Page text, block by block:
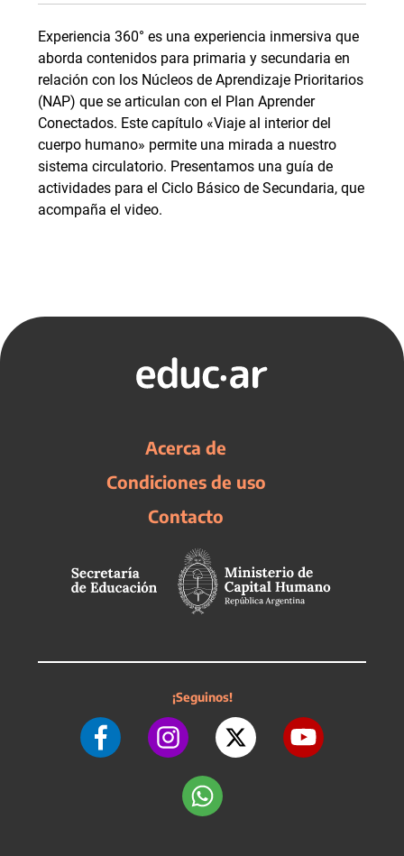
Experiencia 360° es una experiencia inmersiva que
aborda contenidos para primaria y secundaria en
relación con los Núcleos de Aprendizaje Prioritarios
(NAP) que se articulan con el Plan Aprender
Conectados. Este capítulo «Viaje al interior del
cuerpo humano» permite una mirada a nuestro
sistema circulatorio. Presentamos una guía de
actividades para el Ciclo Básico de Secundaria, que
acompaña el video.
Acerca de
Condiciones de uso
Contacto
¡Seguinos!